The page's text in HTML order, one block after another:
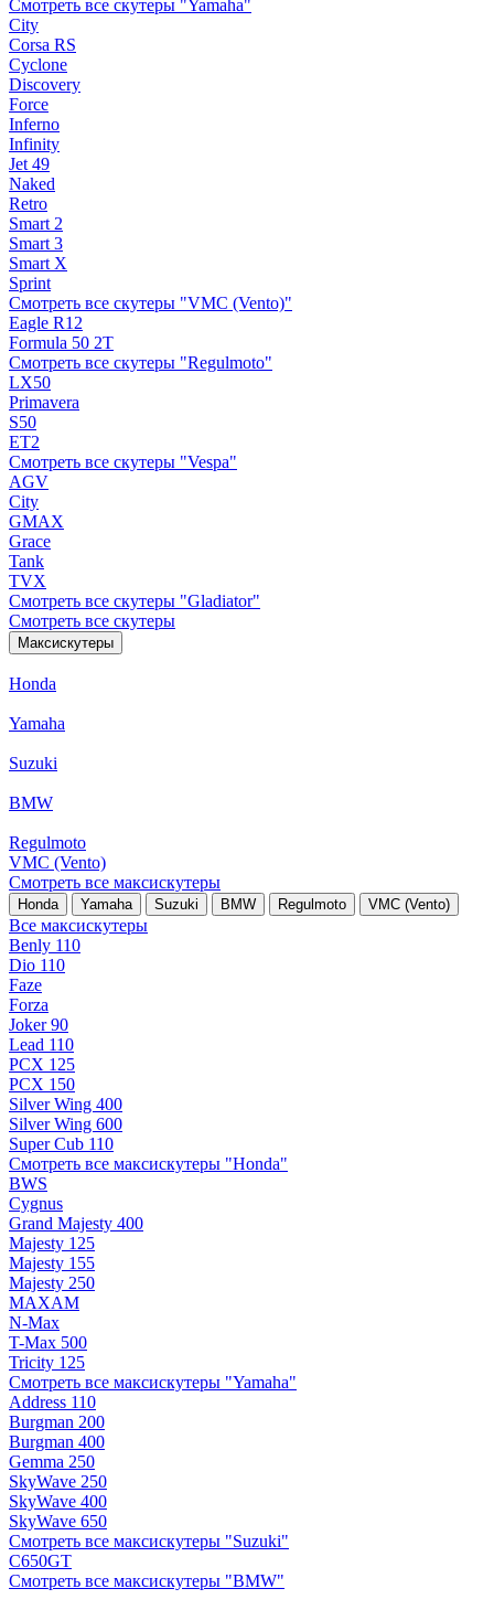
Смотреть все скутеры "Yamaha"
City
Corsa RS
Cyclone
Discovery
Force
Inferno
Infinity
Jet 49
Naked
Retro
Smart 2
Smart 3
Smart X
Sprint
Смотреть все скутеры "VMC (Vento)"
Eagle R12
Formula 50 2Т
Смотреть все скутеры "Regulmoto"
LX50
Primavera
S50
ET2
Смотреть все скутеры "Vespa"
AGV
City
GMAX
Grace
Tank
TVX
Смотреть все скутеры "Gladiator"
Смотреть все скутеры
Максискутеры
Honda
Yamaha
Suzuki
BMW
Regulmoto
VMC (Vento)
Смотреть все максискутеры
Honda Yamaha Suzuki BMW Regulmoto VMC (Vento)
Все максискутеры
Benly 110
Dio 110
Faze
Forza
Joker 90
Lead 110
PCX 125
PCX 150
Silver Wing 400
Silver Wing 600
Super Cub 110
Смотреть все максискутеры "Honda"
BWS
Cygnus
Grand Majesty 400
Majesty 125
Majesty 155
Majesty 250
MAXAM
N-Max
T-Max 500
Tricity 125
Смотреть все максискутеры "Yamaha"
Address 110
Burgman 200
Burgman 400
Gemma 250
SkyWave 250
SkyWave 400
SkyWave 650
Смотреть все максискутеры "Suzuki"
C650GT
Смотреть все максискутеры "BMW"